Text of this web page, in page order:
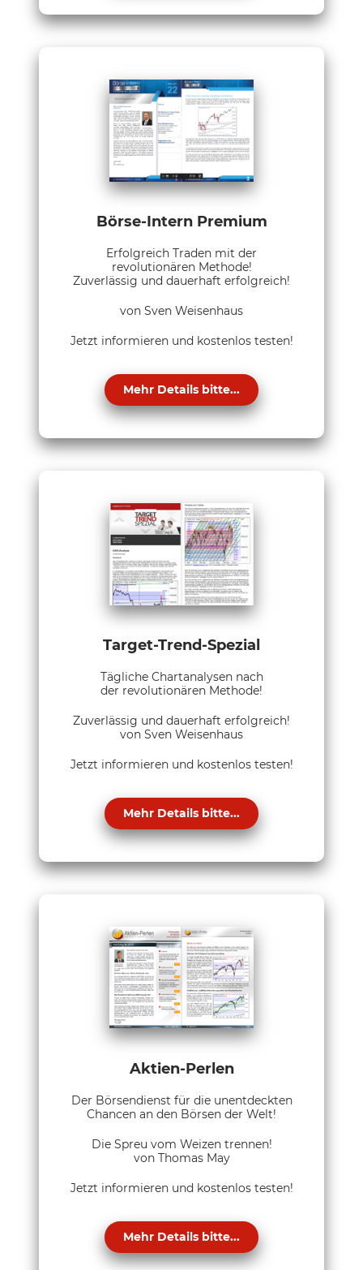
Börse-Intern Premium
Erfolgreich Traden mit der
revolutionären Methode!
Zuverlässig und dauerhaft erfolgreich!
von Sven Weisenhaus
Jetzt informieren und kostenlos testen!
Mehr Details bitte...
Target-Trend-Spezial
Tägliche Chartanalysen nach
der revolutionären Methode!
Zuverlässig und dauerhaft erfolgreich!
von Sven Weisenhaus
Jetzt informieren und kostenlos testen!
Mehr Details bitte...
Aktien-Perlen
Der Börsendienst für die unentdeckten
Chancen an den Börsen der Welt!
Die Spreu vom Weizen trennen!
von Thomas May
Jetzt informieren und kostenlos testen!
Mehr Details bitte...